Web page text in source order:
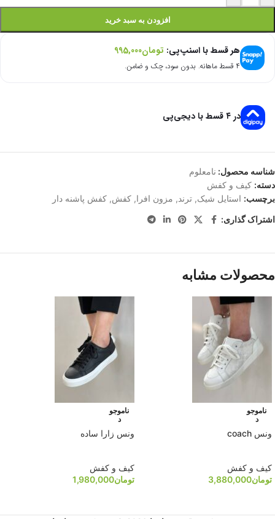
افزودن به سبد خرید
هر قسط با اسنپ‌پی: تومان995,000
۴ قسط ماهانه. بدون سود، چک و ضامن.
در ۴ قسط با دیجی‌پی
شناسه محصول: نامعلوم
دسته: کیف و کفش
برچسب: استایل شیک, ترند, مزون افرا, کفش, کفش پاشنه دار
اشتراک گذاری:
محصولات مشابه
ناموجو
د
ونس coach
کیف و کفش
تومان3,880,000
ناموجو
د
ونس زارا ساده
کیف و کفش
تومان1,980,000